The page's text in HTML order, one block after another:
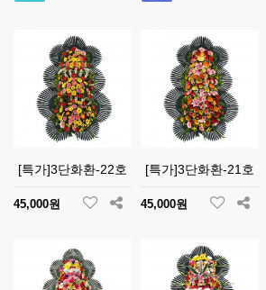
[특가]3단화환-22호
45,000원
[특가]3단화환-21호
45,000원